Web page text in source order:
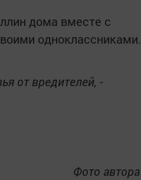
дома вместе с
одноклассниками.
от вредителей, -
Фото автора